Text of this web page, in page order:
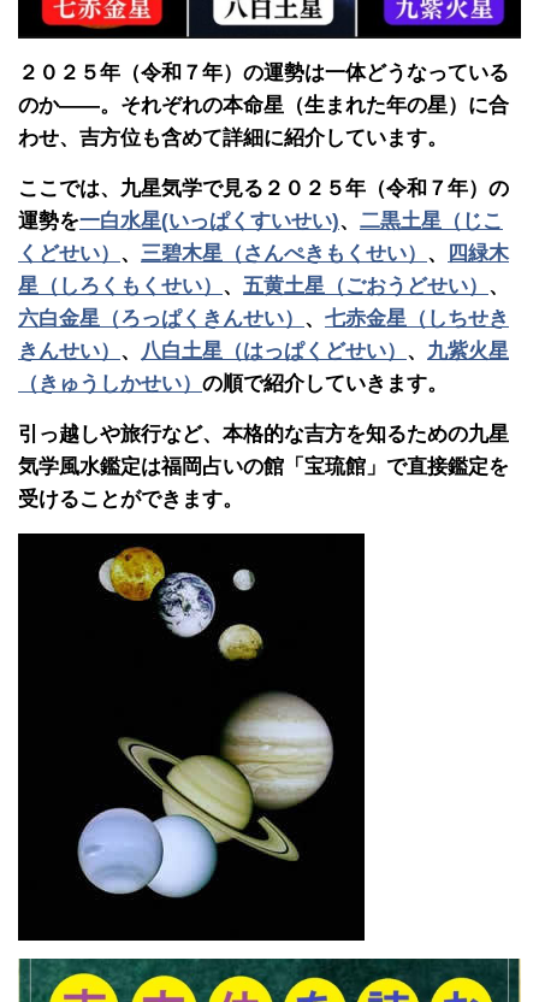
２０２５年（令和７年）の運勢は一体どうなっている
のか――。それぞれの本命星（生まれた年の星）に合
わせ、吉方位も含めて詳細に紹介しています。
ここでは、九星気学で見る２０２５年（令和７年）の
運勢を一白水星(いっぱくすいせい)、 二黒土星（じこ
くどせい） 、 三碧木星（さんぺきもくせい） 、
四緑木
星（しろくもくせい） 、 五黄土星（ごおうどせい） 、
六白金星（ろっぱくきんせい） 、 七赤金星（しちせき
きんせい） 、 八白土星（はっぱくどせい） 、 九紫火星
（きゅうしかせい） の順で紹介していきます。
引っ越しや旅行など、本格的な吉方を知るための九星
気学風水鑑定は福岡占いの館「宝琉館」で直接鑑定を
受けることができます。